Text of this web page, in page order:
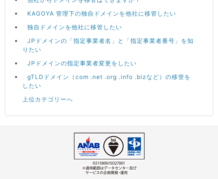
KAGOYA 管理下の独自ドメインを他社に移管したい
独自ドメインを他社に移管したい
JPドメインの「指定事業者名」と「指定事業者番号」を知
りたい
JPドメインの指定事業者変更をしたい
gTLDドメイン（com .net .org .info .bizなど）の移管を
したい
上位カテゴリーへ